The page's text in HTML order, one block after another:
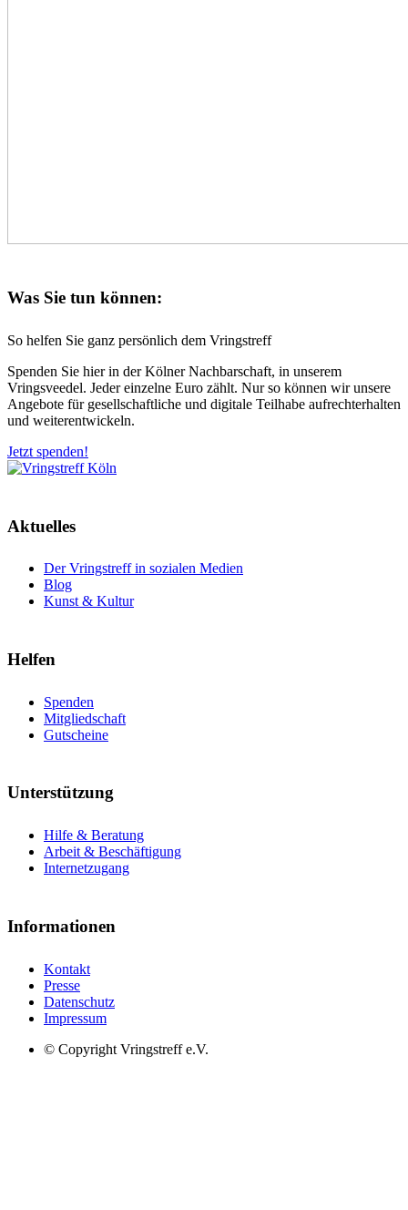
Was Sie tun können:
So helfen Sie ganz persönlich dem Vringstreff
Spenden Sie hier in der Kölner Nachbarschaft, in unserem
Vringsveedel. Jeder einzelne Euro zählt. Nur so können wir unsere
Angebote für gesellschaftliche und digitale Teilhabe aufrechterhalten
und weiterentwickeln.
Jetzt spenden!
Aktuelles
Der Vringstreff in sozialen Medien
Blog
Kunst & Kultur
Helfen
Spenden
Mitgliedschaft
Gutscheine
Unterstützung
Hilfe & Beratung
Arbeit & Beschäftigung
Internetzugang
Informationen
Kontakt
Presse
Datenschutz
Impressum
© Copyright Vringstreff e.V.